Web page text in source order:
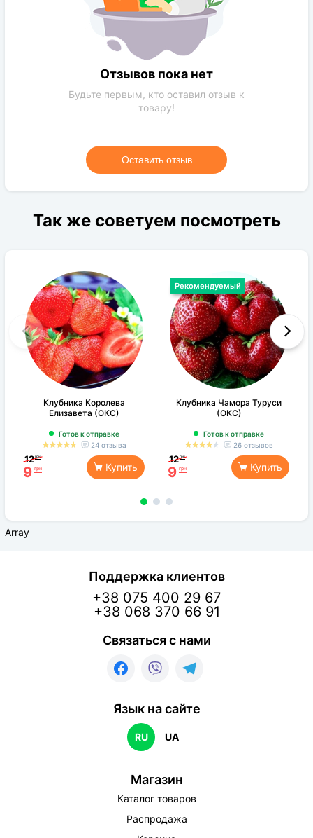
Отзывов пока нет
Будьте первым, кто оставил отзыв к
товару!
Оставить отзыв
Так же советуем посмотреть
Клубника Королева
Елизавета (ОКС)
Готов к отправке
24 отзыва
12 грн
9 грн Купить
Клубника Чамора Туруси
(ОКС)
Готов к отправке
26 отзывов
12 грн
9 грн Купить
Рекомендуемый
Array
Поддержка клиентов
+38 075 400 29 67
+38 068 370 66 91
Связаться с нами
Язык на сайте
RU UA
Магазин
Каталог товаров
Распродажа